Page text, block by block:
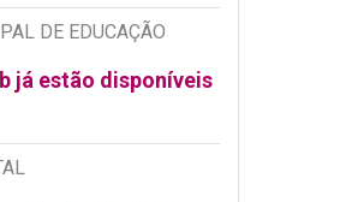
DE EDUCAÇÃO
já estão disponíveis